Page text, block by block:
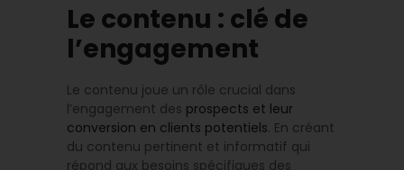
Le contenu : clé de
l’engagement
Le contenu joue un rôle crucial dans
l’engagement des prospects et leur
conversion en clients potentiels. En créant
du contenu pertinent et informatif qui
répond aux besoins spécifiques des